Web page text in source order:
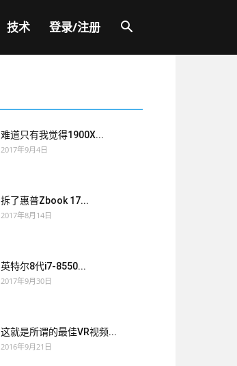
技术 登录/注册
难道只有我觉得1900X...
2017年9月4日
拆了惠普Zbook 17...
2017年8月14日
英特尔8代i7-8550...
2017年9月30日
这就是所谓的最佳VR视频...
2016年9月21日